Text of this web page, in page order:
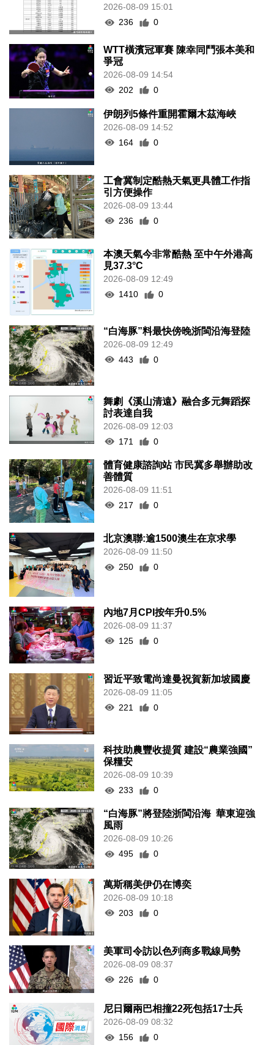
2026-08-09 15:01
236
0
WTT橫濱冠軍賽 陳幸同鬥張本美和
爭冠
2026-08-09 14:54
202
0
伊朗列5條件重開霍爾木茲海峽
2026-08-09 14:52
164
0
工會冀制定酷熱天氣更具體工作指
引方便操作
2026-08-09 13:44
236
0
本澳天氣今非常酷熱 至中午外港高
見37.3°C
2026-08-09 12:49
1410
0
“白海豚”料最快傍晚浙閩沿海登陸
2026-08-09 12:49
443
0
舞劇《溪山清遠》融合多元舞蹈探
討表達自我
2026-08-09 12:03
171
0
體育健康諮詢站 市民冀多舉辦助改
善體質
2026-08-09 11:51
217
0
北京澳聯:逾1500澳生在京求學
2026-08-09 11:50
250
0
內地7月CPI按年升0.5%
2026-08-09 11:37
125
0
習近平致電尚達曼祝賀新加坡國慶
2026-08-09 11:05
221
0
科技助農豐收提質 建設“農業強國”
保糧安
2026-08-09 10:39
233
0
“白海豚”將登陸浙閩沿海 華東迎強
風雨
2026-08-09 10:26
495
0
萬斯稱美伊仍在博奕
2026-08-09 10:18
203
0
美軍司令訪以色列商多戰線局勢
2026-08-09 08:37
226
0
尼日爾兩巴相撞22死包括17士兵
2026-08-09 08:32
156
0